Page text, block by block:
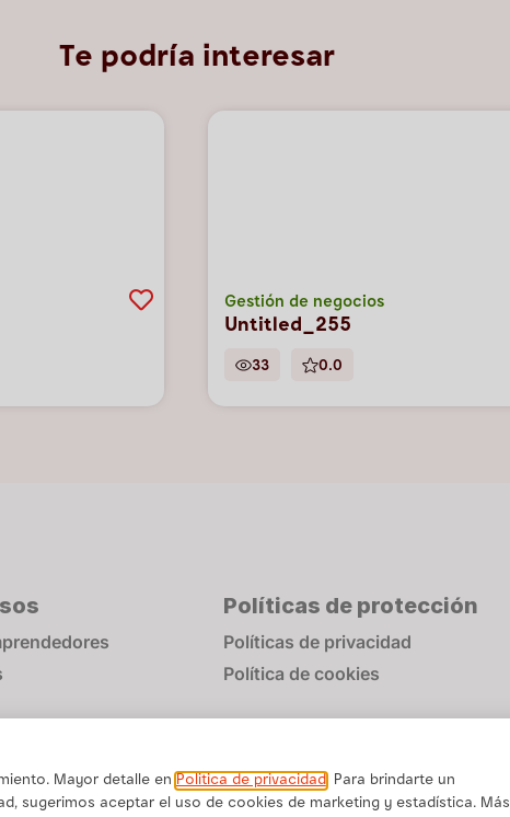
Te podría interesar
Gestión de negocios
Untitled_255
33 0.0
Políticas de protección
Políticas de privacidad
Política de cookies
Mayor detalle en Politica de privacidad. Para brindarte un
sugerimos aceptar el uso de cookies de marketing y estadística. Más